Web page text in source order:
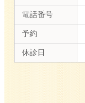
電話番号
予約
休診日